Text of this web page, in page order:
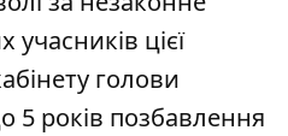
цієї
голови
5 років позбавлення